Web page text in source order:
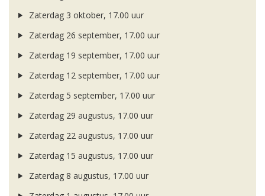
Zaterdag 3 oktober, 17.00 uur
Zaterdag 26 september, 17.00 uur
Zaterdag 19 september, 17.00 uur
Zaterdag 12 september, 17.00 uur
Zaterdag 5 september, 17.00 uur
Zaterdag 29 augustus, 17.00 uur
Zaterdag 22 augustus, 17.00 uur
Zaterdag 15 augustus, 17.00 uur
Zaterdag 8 augustus, 17.00 uur